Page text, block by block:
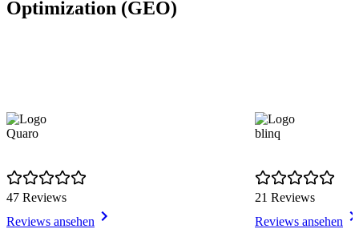
Optimization (GEO)
Quaro
47 Reviews
Reviews ansehen
blinq
21 Reviews
Reviews ansehen